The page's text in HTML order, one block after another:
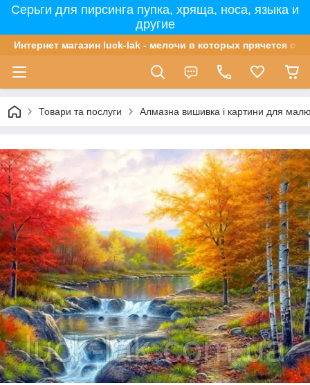
Серьги для пирсинга пупка, хряща, носа, языка и
другие
Интернет магазин luck-lak - мелочи в которых прячется
Товари та послуги Алмазна вишивка і картини для